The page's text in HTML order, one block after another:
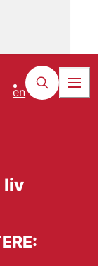
en
liv